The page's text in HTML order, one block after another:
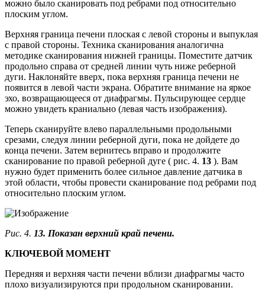
можно было сканировать под ребрами под относительно
плоским углом.
Верхняя граница печени плоская с левой стороны и выпуклая
с правой стороны. Техника сканирования аналогична
методике сканирования нижней границы. Поместите датчик
продольно справа от средней линии чуть ниже реберной
дуги. Наклоняйте вверх, пока верхняя граница печени не
появится в левой части экрана. Обратите внимание на яркое
эхо, возвращающееся от диафрагмы. Пульсирующее сердце
можно увидеть краниально (левая часть изображения).
Теперь сканируйте влево параллельными продольными
срезами, следуя линии реберной дуги, пока не дойдете до
конца печени. Затем вернитесь вправо и продолжите
сканирование по правой реберной дуге ( рис. 4. 13 ). Вам
нужно будет применить более сильное давление датчика в
этой области, чтобы провести сканирование под ребрами под
относительно плоским углом.
Рис. 4. 13. Показан верхний край печени.
КЛЮЧЕВОЙ МОМЕНТ
Передняя и верхняя части печени вблизи диафрагмы часто
плохо визуализируются при продольном сканировании.